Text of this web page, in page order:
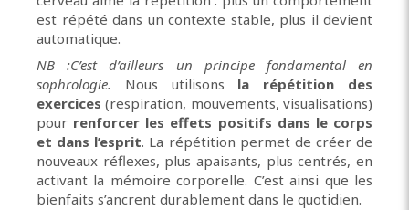
est répété dans un contexte stable, plus il devient
automatique.
NB :C’est d’ailleurs un principe fondamental en
sophrologie. Nous utilisons la répétition des
exercices (respiration, mouvements, visualisations)
pour renforcer les effets positifs dans le corps
et dans l’esprit. La répétition permet de créer de
nouveaux réflexes, plus apaisants, plus centrés, en
activant la mémoire corporelle. C’est ainsi que les
bienfaits s’ancrent durablement dans le quotidien.